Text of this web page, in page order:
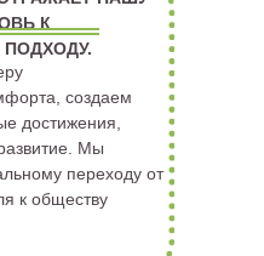
К
создаем
достижения,
Мы
переходу от
к обществу